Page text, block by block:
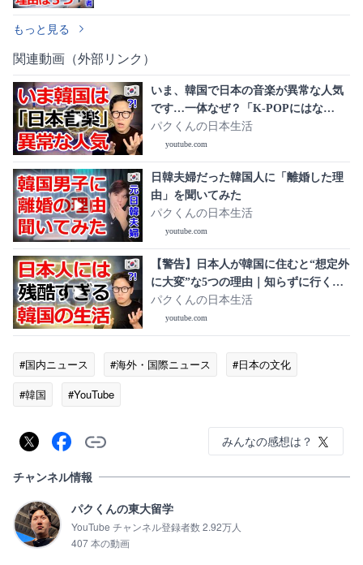
もっと見る
関連動画（外部リンク）
いま、韓国で日本の音楽が異常な人気
です…一体なぜ？「K-POPにはな
い“ある魅力”」に韓国人が言葉を失う3
つの理由
パクくんの日本生活
youtube.com
日韓夫婦だった韓国人に「離婚した理
由」を聞いてみた
パクくんの日本生活
youtube.com
【警告】日本人が韓国に住むと“想定外
に大変”な5つの理由｜知らずに行くと
後悔します
パクくんの日本生活
youtube.com
#国内ニュース #海外・国際ニュース
#日本の文化
#韓国
#YouTube
みんなの感想は？
チャンネル情報
パクくんの東大留学
YouTube チャンネル登録者数 2.92万人
407 本の動画